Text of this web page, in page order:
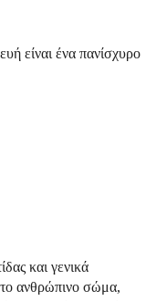
είναι ένα πανίσχυρο
και γενικά
το ανθρώπινο σώμα,